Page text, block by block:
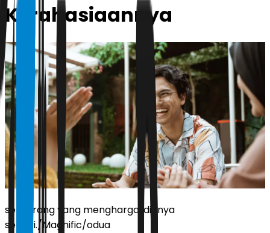
Kerahasiaannya
seseorang yang menghargai dirinya
sendiri./Magnific/odua